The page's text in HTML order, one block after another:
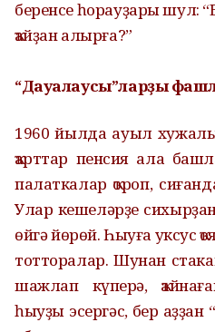
беренсе һорауҙары шул:
ҡайҙан алырға?”
“Дауалаусы”ларҙы
1960 йылда ауыл
ҡарттар пенсия ала
палаткалар ҡороп,
Улар кешеләрҙе
өйгә йөрөй. Һыуға уксус
тотторалар. Шунан
шажлап күперә,
һыуҙы эсергәс, бер